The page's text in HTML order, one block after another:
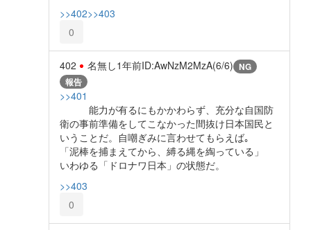
>>402>>403
0
402 名無し1年前ID:AwNzM2MzA(6/6) NG
報告
>>401
能力が有るにもかかわらず、充分な自国防
衛の事前準備をしてこなかった間抜け日本国民と
いうことだ。自嘲ぎみに言わせてもらえば｡
「泥棒を捕まえてから、縛る縄を綯っている」
いわゆる「ドロナワ日本」の状態だ。
>>403
0